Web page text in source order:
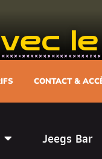
CONTACT &
Jeegs Bar